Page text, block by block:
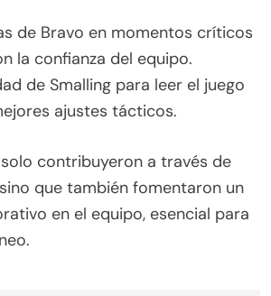
de Bravo en momentos críticos
la confianza del equipo.
de Smalling para leer el juego
ajustes tácticos.
contribuyeron a través de
que también fomentaron un
en el equipo, esencial para